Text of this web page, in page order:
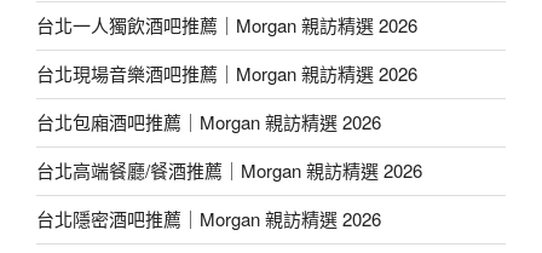
台北一人獨飲酒吧推薦｜Morgan 親訪精選 2026
台北現場音樂酒吧推薦｜Morgan 親訪精選 2026
台北包廂酒吧推薦｜Morgan 親訪精選 2026
台北高端餐廳/餐酒推薦｜Morgan 親訪精選 2026
台北隱密酒吧推薦｜Morgan 親訪精選 2026